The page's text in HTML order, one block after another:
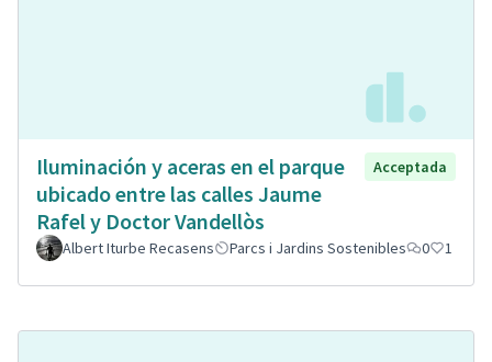
Iluminación y aceras en el parque
ubicado entre las calles Jaume
Rafel y Doctor Vandellòs
Acceptada
Albert Iturbe Recasens Parcs i Jardins Sostenibles 0 1